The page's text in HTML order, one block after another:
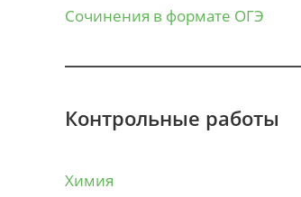
Сочинения в формате ОГЭ
Контрольные работы
Химия